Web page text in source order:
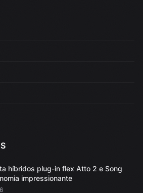
híbridos plug-in flex Atto 2 e Song
impressionante